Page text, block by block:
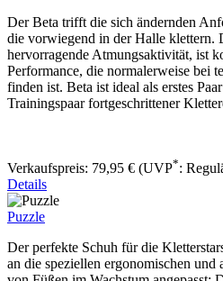
Der Beta ​trifft die sich ändernden
die vorwiegend in der Halle klettern.
hervorragende Atmungsaktivität, ist
Performance, die normalerweise bei
finden ist. Beta ist ideal als erstes
Trainingspaar fortgeschrittener
Verkaufspreis: 79,95 € (UVP*:
Details
Puzzle
Der perfekte Schuh für die
an die speziellen ergonomischen und